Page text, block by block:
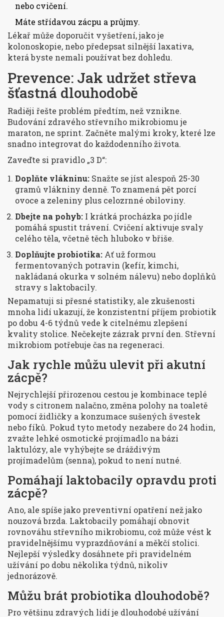
nebo cvičení.
Máte střídavou zácpu a průjmy.
Lékař může doporučit vyšetření, jako je
kolonoskopie, nebo předepsat silnější laxativa,
která byste nemali používat bez dohledu.
Prevence: Jak udržet střeva
šťastná dlouhodobě
Radiěji řešte problém předtím, než vznikne.
Budování zdravého střevního mikrobiomu je
maraton, ne sprint. Začněte malými kroky, které lze
snadno integrovat do každodenního života.
Zaveďte si pravidlo „3 D“:
Doplňte vlákninu: Snažte se jíst alespoň 25-30
gramů vlákniny denně. To znamená pět porcí
ovoce a zeleniny plus celozrnné obiloviny.
Dbejte na pohyb: I krátká procházka po jídle
pomáhá spustit trávení. Cvičení aktivuje svaly
celého těla, včetně těch hluboko v břiše.
Doplňujte probiotika: Ať už formou
fermentovaných potravin (kefír, kimchi,
nakládaná okurka v solném nálevu) nebo doplňků
stravy s laktobacily.
Nepamatuji si přesné statistiky, ale zkušenosti
mnoha lidí ukazují, že konzistentní příjem probiotik
po dobu 4-6 týdnů vede k citelnému zlepšení
kvality stolice. Nečekejte zázrak první den. Střevní
mikrobiom potřebuje čas na regeneraci.
Jak rychle můžu ulevit při akutní
zácpě?
Nejrychlejší přirozenou cestou je kombinace teplé
vody s citronem nalačno, změna polohy na toaletě
pomocí židličky a konzumace sušených švestek
nebo fíků. Pokud tyto metody nezabere do 24 hodin,
zvažte lehké osmotické projímadlo na bázi
laktulózy, ale vyhýbejte se dráždivým
projímadelům (senna), pokud to není nutné.
Pomáhají laktobacily opravdu proti
zácpě?
Ano, ale spíše jako preventivní opatření než jako
nouzová brzda. Laktobacily pomáhají obnovit
rovnováhu střevního mikrobiomu, což může vést k
pravidelnějšímu vyprazdňování a měkčí stolici.
Nejlepší výsledky dosáhnete při pravidelném
užívání po dobu několika týdnů, nikoliv
jednorázově.
Můžu brát probiotika dlouhodobě?
Pro většinu zdravých lidí je dlouhodobé užívání